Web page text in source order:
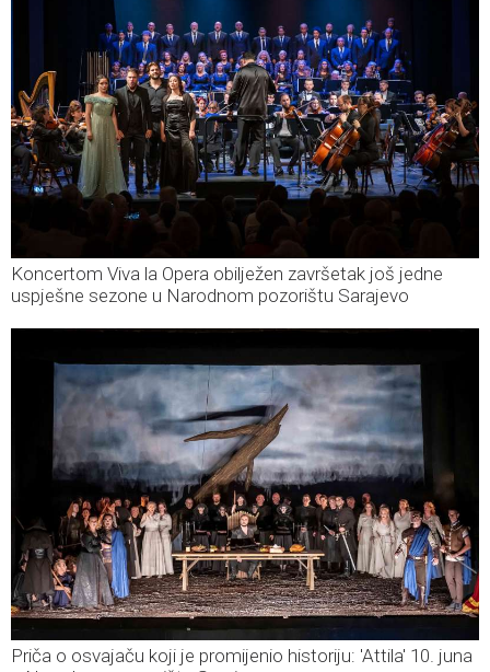
Koncertom Viva la Opera obilježen završetak još jedne
uspješne sezone u Narodnom pozorištu Sarajevo
Priča o osvajaču koji je promijenio historiju: 'Attila' 10. juna